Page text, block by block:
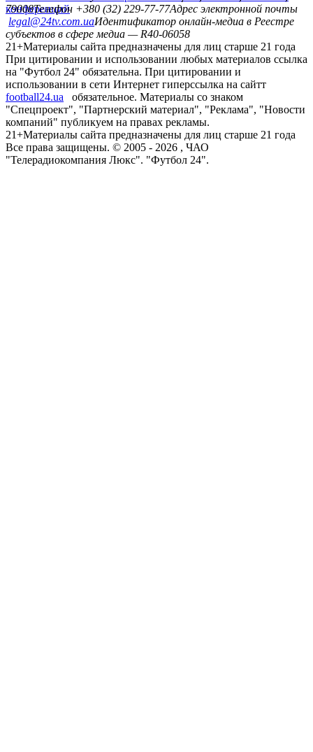
конференций
79008Телефон +380 (32) 229-77-77Адрес электронной почты
legal@24tv.com.uaИдентификатор онлайн-медиа в Реестре
субъектов в сфере медиа — R40-06058
21+Материалы сайта предназначены для лиц старше 21 года
При цитировании и использовании любых материалов ссылка
на "Футбол 24" обязательна. При цитировании и
использовании в сети Интернет гиперссылка на сайтт
football24.ua
обязательное. Материалы со знаком
"Спецпроект", "Партнерский материал", "Реклама", "Новости
компаний" публикуем на правах рекламы.
21+Материалы сайта предназначены для лиц старше 21 года
Все права защищены. © 2005 - 2026 , ЧАО
"Телерадиокомпания Люкс". "Футбол 24".